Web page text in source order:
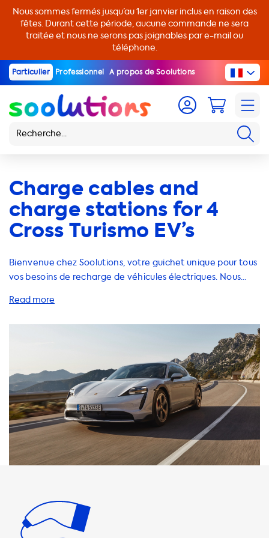
Nous sommes fermés jusqu’au 1er janvier inclus en raison des
fêtes. Durant cette période, aucune commande ne sera
traitée et nous ne serons pas joignables par e-mail ou
téléphone.
Particulier Professionnel A propos de Soolutions
Charge cables and
charge stations for 4
Cross Turismo EV’s
Bienvenue chez Soolutions, votre guichet unique pour tous
vos besoins de recharge de véhicules électriques. Nous
pour votre Porsche Taycan 4 Cross Turismo, y compris des
comprendre que la vitesse de charge maximale sur les
stations de recharge AC est limitée à 22 kW pour votre
Taycan. Cela signifie que votre voiture ne pourra jamais se
recharger plus rapidement que cette vitesse sur les
stations de recharge AC. Nous vous recommandons donc
de choisir des produits de recharge dont la vitesse de
charge est égale à la vitesse de charge maximale de votre
voiture. Veuillez noter que la recharge plus rapide n'est
possible qu'avec des véhicules dotés d'un chargeur
haute qualité qui répondent aux normes de sécurité et de
qualité les plus élevées. Nos stations de recharge à